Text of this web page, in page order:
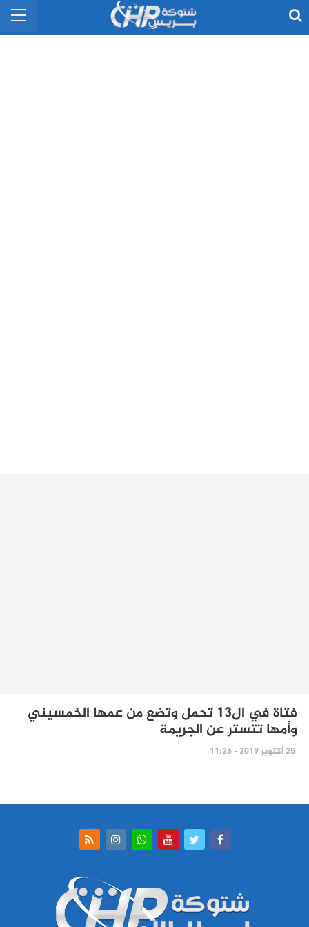
فتاة في ال13 تحمل وتضع من عمها الخمسيني
وأمها تتستر عن الجريمة
25 أكتوبر 2019 - 11:26